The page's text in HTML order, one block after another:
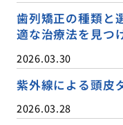
歯列矯正の種類と
適な治療法を見つ
2026.03.30
紫外線による頭皮
2026.03.28